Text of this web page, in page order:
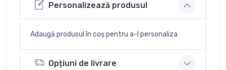
Personalizează produsul
Adaugă produsul în coș pentru a-l personaliza
Opțiuni de livrare